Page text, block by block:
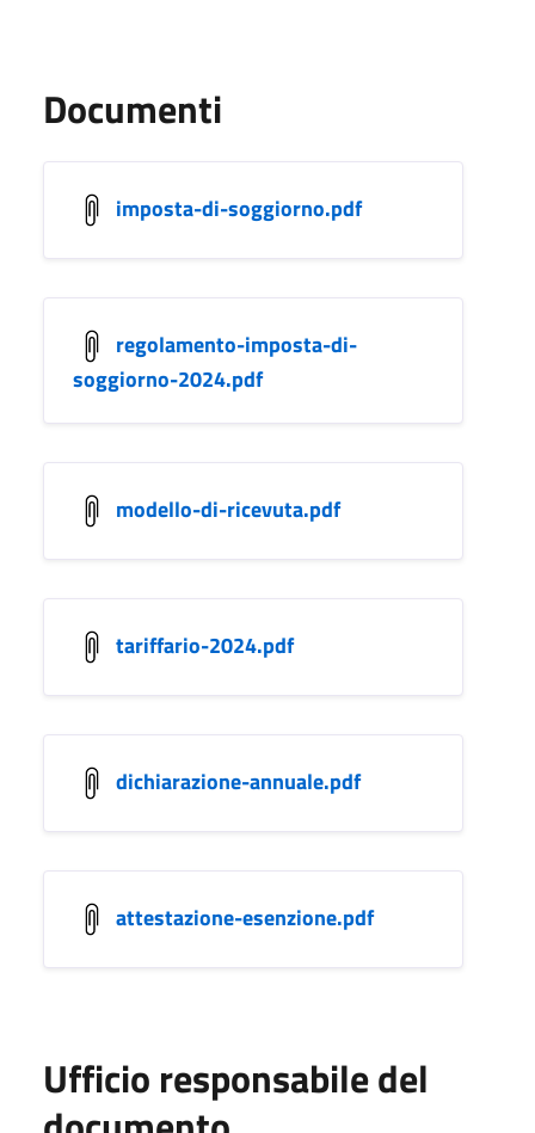
Documenti
imposta-di-soggiorno.pdf
regolamento-imposta-di-
soggiorno-2024.pdf
modello-di-ricevuta.pdf
tariffario-2024.pdf
dichiarazione-annuale.pdf
attestazione-esenzione.pdf
Ufficio responsabile del